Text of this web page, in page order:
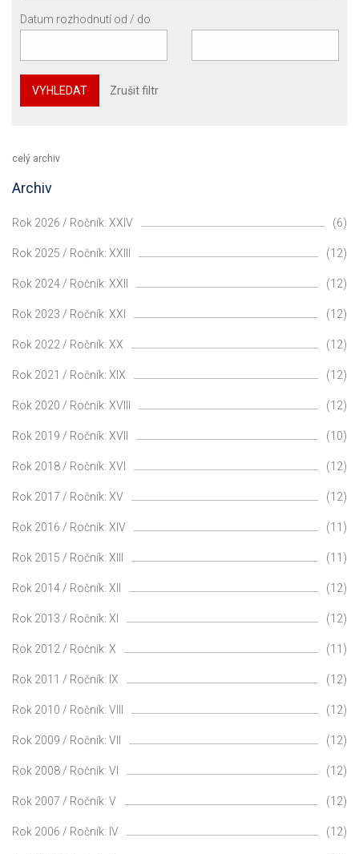
Datum rozhodnutí od / do
VYHLEDAT Zrušit filtr
celý archiv
Archiv
Rok 2026 / Ročník: XXIV (6)
Rok 2025 / Ročník: XXIII (12)
Rok 2024 / Ročník: XXII (12)
Rok 2023 / Ročník: XXI (12)
Rok 2022 / Ročník: XX (12)
Rok 2021 / Ročník: XIX (12)
Rok 2020 / Ročník: XVIII (12)
Rok 2019 / Ročník: XVII (10)
Rok 2018 / Ročník: XVI (12)
Rok 2017 / Ročník: XV (12)
Rok 2016 / Ročník: XIV (11)
Rok 2015 / Ročník: XIII (11)
Rok 2014 / Ročník: XII (12)
Rok 2013 / Ročník: XI (12)
Rok 2012 / Ročník: X (11)
Rok 2011 / Ročník: IX (12)
Rok 2010 / Ročník: VIII (12)
Rok 2009 / Ročník: VII (12)
Rok 2008 / Ročník: VI (12)
Rok 2007 / Ročník: V (12)
Rok 2006 / Ročník: IV (12)